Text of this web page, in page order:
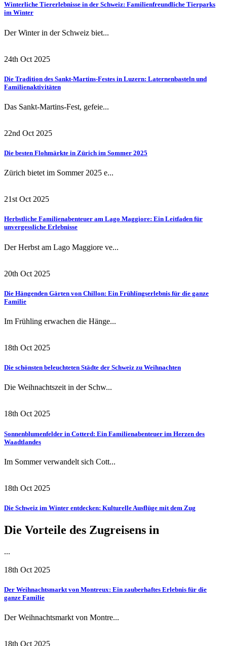
Winterliche Tiererlebnisse in der Schweiz: Familienfreundliche Tierparks
im Winter
Der Winter in der Schweiz biet...
24th Oct 2025
Die Tradition des Sankt-Martins-Festes in Luzern: Laternenbasteln und
Familienaktivitäten
Das Sankt-Martins-Fest, gefeie...
22nd Oct 2025
Die besten Flohmärkte in Zürich im Sommer 2025
Zürich bietet im Sommer 2025 e...
21st Oct 2025
Herbstliche Familienabenteuer am Lago Maggiore: Ein Leitfaden für
unvergessliche Erlebnisse
Der Herbst am Lago Maggiore ve...
20th Oct 2025
Die Hängenden Gärten von Chillon: Ein Frühlingserlebnis für die ganze
Familie
Im Frühling erwachen die Hänge...
18th Oct 2025
Die schönsten beleuchteten Städte der Schweiz zu Weihnachten
Die Weihnachtszeit in der Schw...
18th Oct 2025
Sonnenblumenfelder in Cotterd: Ein Familienabenteuer im Herzen des
Waadtlandes
Im Sommer verwandelt sich Cott...
18th Oct 2025
Die Schweiz im Winter entdecken: Kulturelle Ausflüge mit dem Zug
Die Vorteile des Zugreisens in
...
18th Oct 2025
Der Weihnachtsmarkt von Montreux: Ein zauberhaftes Erlebnis für die
ganze Familie
Der Weihnachtsmarkt von Montre...
18th Oct 2025